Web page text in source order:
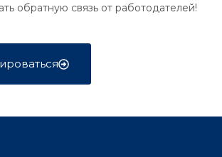
обратную связь от работодателей!